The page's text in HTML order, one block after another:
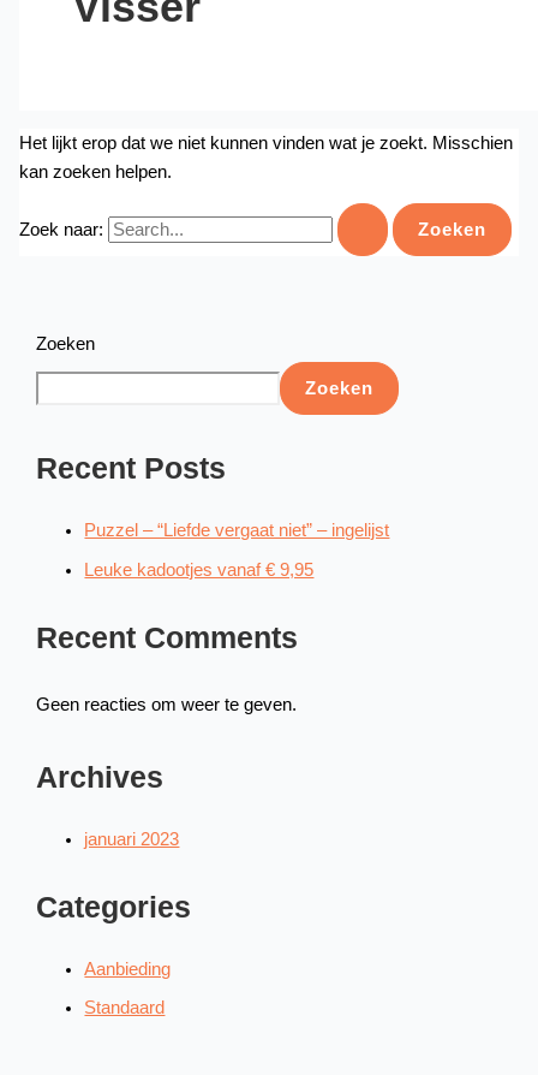
Het lijkt erop dat we niet kunnen vinden wat je zoekt. Misschien
kan zoeken helpen.
Zoek naar:
Zoeken
Zoeken
Recent Posts
Puzzel – “Liefde vergaat niet” – ingelijst
Leuke kadootjes vanaf € 9,95
Recent Comments
Geen reacties om weer te geven.
Archives
januari 2023
Categories
Aanbieding
Standaard